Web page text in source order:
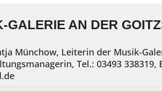
GALERIE AN DER
Münchow, Leiterin der Musik-
Tel.: 03493